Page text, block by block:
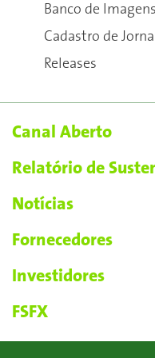
Banco de Imagens
Cadastro de
Releases
Canal Aberto
Relatório de
Notícias
Fornecedores
Investidores
FSFX